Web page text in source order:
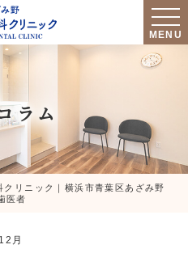
MENU
ラム
リニック｜横浜市青葉区あざみ野
医者
月